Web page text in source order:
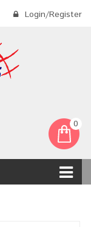
Login/Register
0